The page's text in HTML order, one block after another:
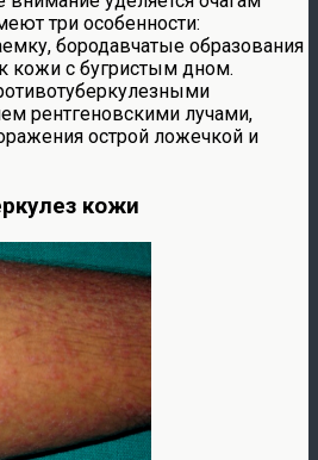
три особенности:
бородавчатые образования
кожи с бугристым дном.
рентгеновскими лучами,
острой ложечкой и
кожи